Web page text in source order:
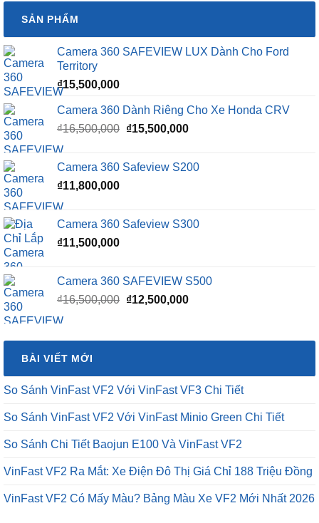
SẢN PHẨM
Camera 360 SAFEVIEW LUX Dành Cho Ford
Territory
₫15,500,000
Camera 360 Dành Riêng Cho Xe Honda CRV
₫16,500,000 Giá
₫16,500,000.
₫15,500,000Giá
là:
Camera 360 Safeview S200
₫11,800,000
Camera 360 Safeview S300
₫11,500,000
Camera 360 SAFEVIEW S500
₫16,500,000 Giá
₫16,500,000.
₫12,500,000Giá
là:
BÀI VIẾT MỚI
So Sánh VinFast VF2 Với VinFast VF3 Chi Tiết
So Sánh VinFast VF2 Với VinFast Minio Green Chi Tiết
So Sánh Chi Tiết Baojun E100 Và VinFast VF2
VinFast VF2 Ra Mắt: Xe Điện Đô Thị Giá Chỉ 188 Triệu Đồng
VinFast VF2 Có Mấy Màu? Bảng Màu Xe VF2 Mới Nhất 2026